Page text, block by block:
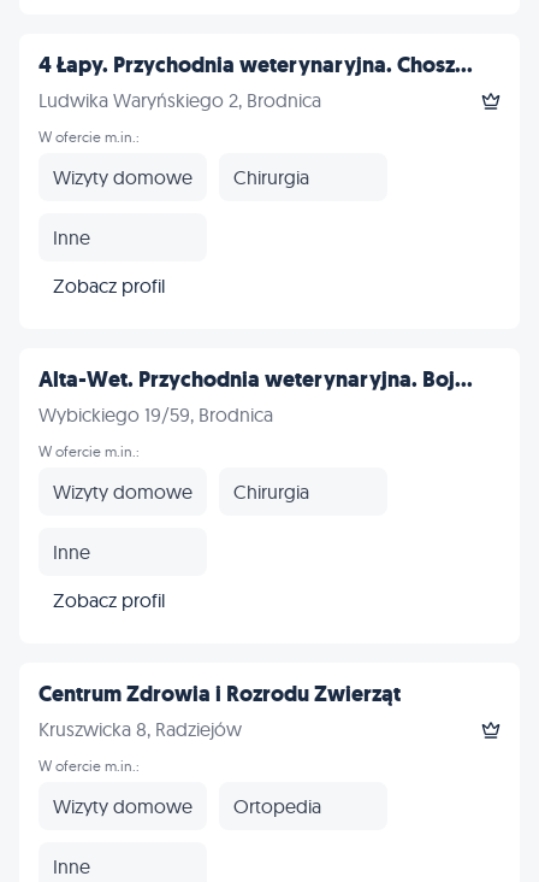
4 Łapy. Przychodnia weterynaryjna. Chosz...
Ludwika Waryńskiego 2, Brodnica
W ofercie m.in.:
Wizyty domowe Chirurgia
Inne
Zobacz profil
Alta-Wet. Przychodnia weterynaryjna. Boj...
Wybickiego 19/59, Brodnica
W ofercie m.in.:
Wizyty domowe Chirurgia
Inne
Zobacz profil
Centrum Zdrowia i Rozrodu Zwierząt
Kruszwicka 8, Radziejów
W ofercie m.in.:
Wizyty domowe Ortopedia
Inne